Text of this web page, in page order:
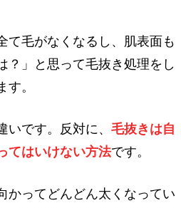
て毛がなくなるし、肌表面も
？」と思って毛抜き処理をし
。
いです。反対に、 毛抜きは自
てはいけない方法です。
かってどんどん太くなってい